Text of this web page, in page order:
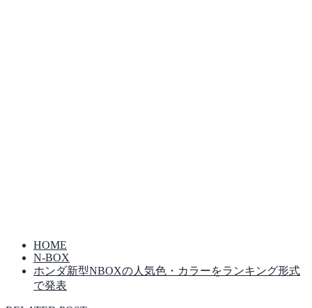
HOME
N-BOX
ホンダ新型NBOXの人気色・カラーをランキング形式
で発表